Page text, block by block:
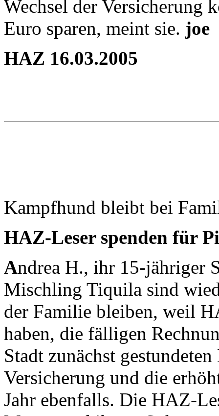
Wechsel der Versicherung
Euro sparen, meint sie. joe
HAZ 16.03.2005
Kampfhund bleibt bei
HAZ-Leser spenden für
Andrea H., ihr 15-jähriger
Mischling Tiquila sind
der Familie bleiben, weil
haben, die fälligen
Stadt zunächst
Versicherung und die
Jahr ebenfalls. Die HAZ-